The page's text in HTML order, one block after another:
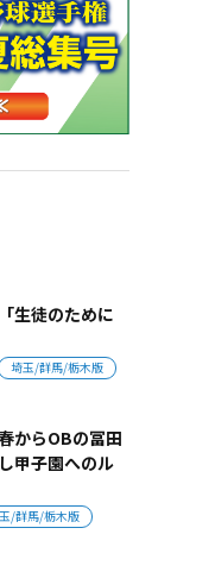
生徒のために
埼玉/群馬/栃木版
からOBの冨田
甲子園へのル
/群馬/栃木版